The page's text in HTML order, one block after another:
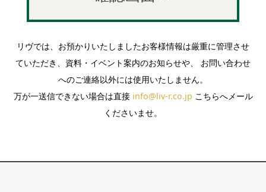
リヴでは、お預かりいたしましたお客様情報は厳重に管理させ
ていただき、資料・イベント案内のお知らせや、 お問い合わせ
へのご連絡以外には使用いたしません。
万が一送信できない場合は直接 info@liv-r.co.jp こちらへメール
くださいませ。